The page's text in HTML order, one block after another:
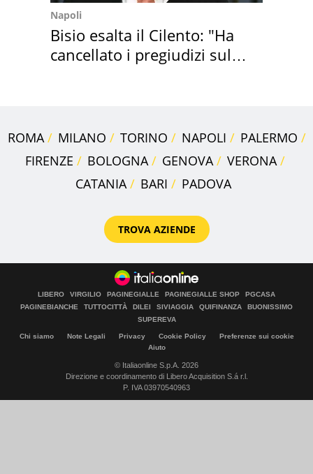
Napoli
Bisio esalta il Cilento: "Ha
cancellato i pregiudizi sul
ROMA MILANO TORINO NAPOLI
PALERMO
FIRENZE
BOLOGNA GENOVA
VERONA
CATANIA
BARI PADOVA
TROVA AZIENDE
LIBERO VIRGILIO PAGINEGIALLE PAGINEGIALLE SHOP
PGCASA
PAGINEBIANCHE
TUTTOCITTÀ DILEI SIVIAGGIA QUIFINANZA
BUONISSIMO
SUPEREVA
Chi siamo Note Legali Privacy Cookie Policy
Preferenze sui cookie
Aiuto
© Italiaonline S.p.A. 2026
Direzione e coordinamento di Libero Acquisition S.á r.l.
P. IVA 03970540963